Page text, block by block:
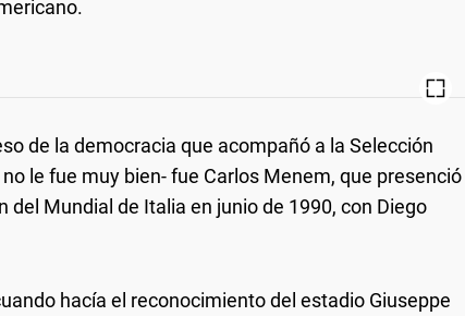
de la democracia que acompañó a la Selección
le fue muy bien- fue Carlos Menem, que presenció
del Mundial de Italia en junio de 1990, con Diego
hacía el reconocimiento del estadio Giuseppe